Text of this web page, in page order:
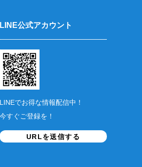
LINE公式アカウント
LINEでお得な情報配信中！
今すぐご登録を！
URLを送信する